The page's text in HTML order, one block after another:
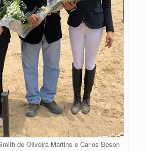
de Oliveira Martins e Carlos Boson